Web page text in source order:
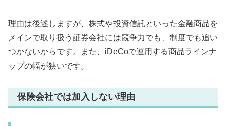
理由は後述しますが、株式や投資信託といった金融商品を
メインで取り扱う証券会社には競争力でも、制度でも追い
つかないからです。また、iDeCoで運用する商品ラインナ
ップの幅が狭いです。
保険会社では加入しない理由